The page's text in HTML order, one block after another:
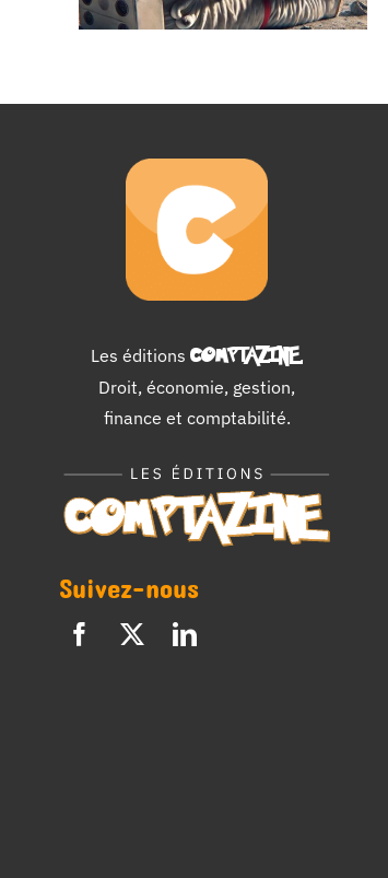
Les éditions COMPTAZINE.
Droit, économie, gestion,
finance et comptabilité.
Suivez-nous